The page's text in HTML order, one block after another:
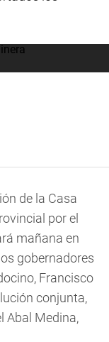
de la Casa
por el
mañana en
gobernadores
Francisco
conjunta,
Abal Medina,